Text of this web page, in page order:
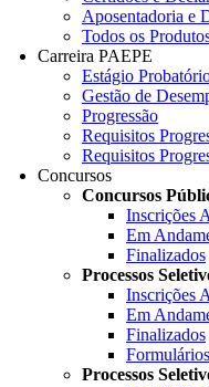
Aposentadoria e
Todos os
Carreira PAEPE
Estágio
Gestão de
Progressão
Requisitos
Requisitos
Concursos
Concursos
Inscrições
Em
Finalizados
Processos
Inscrições
Em
Finalizados
Formulários
Processos